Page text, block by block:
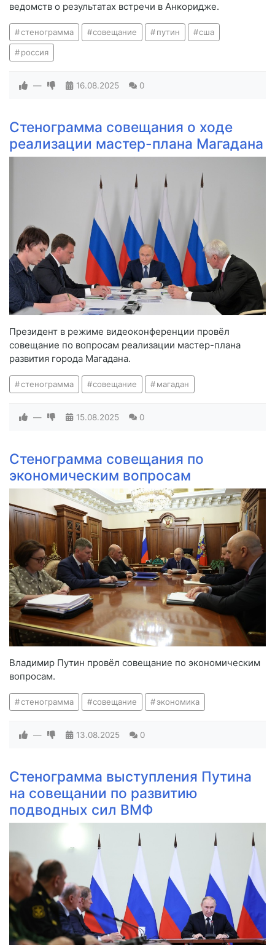
ведомств о результатах встречи в Анкоридже.
стенограмма совещание путин сша
россия
— 16.08.2025 0
Стенограмма совещания о ходе
реализации мастер-плана Магадана
Президент в режиме видеоконференции провёл
совещание по вопросам реализации мастер-плана
развития города Магадана.
стенограмма совещание магадан
— 15.08.2025 0
Стенограмма совещания по
экономическим вопросам
Владимир Путин провёл совещание по экономическим
вопросам.
стенограмма совещание экономика
— 13.08.2025 0
Стенограмма выступления Путина
на совещании по развитию
подводных сил ВМФ